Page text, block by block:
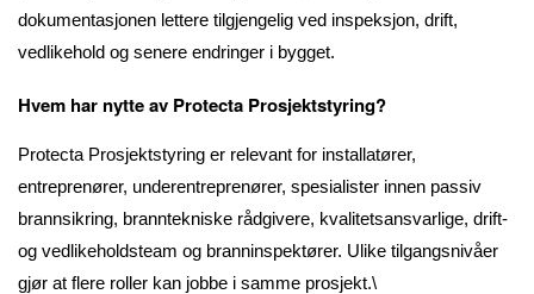
dokumentasjonen lettere tilgjengelig ved inspeksjon, drift,
vedlikehold og senere endringer i bygget.
Hvem har nytte av Protecta Prosjektstyring?
Protecta Prosjektstyring er relevant for installatører,
entreprenører, underentreprenører, spesialister innen passiv
brannsikring, branntekniske rådgivere, kvalitetsansvarlige, drift-
og vedlikeholdsteam og branninspektører. Ulike tilgangsnivåer
gjør at flere roller kan jobbe i samme prosjekt.\